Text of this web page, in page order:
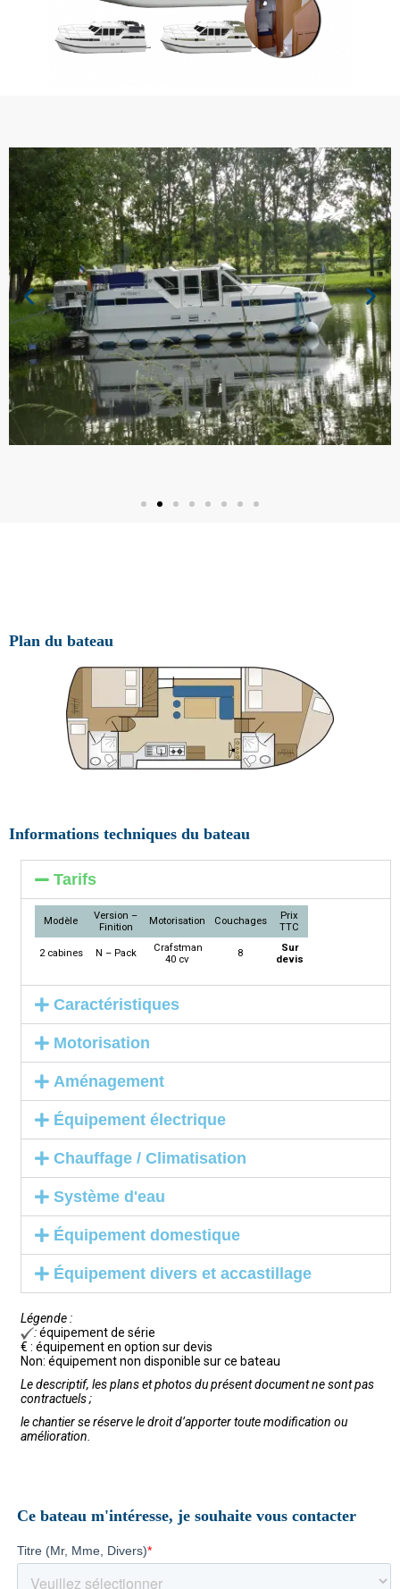
Plan du bateau
Informations techniques du bateau
Tarifs
Modèle
Version –
Finition
Motorisation Couchages
Prix
TTC
2 cabines N – Pack
Crafstman
40 cv
8
Sur
devis
Caractéristiques
Motorisation
Aménagement
Équipement électrique
Chauffage / Climatisation
Système d'eau
Équipement domestique
Équipement divers et accastillage
Légende :
:équipement de série
€ : équipement en option sur devis
Non: équipement non disponible sur ce bateau
Le descriptif, les plans et photos du présent document ne sont pas
contractuels ;
le chantier se réserve le droit d’apporter toute modification ou
amélioration.
Ce bateau m'intéresse, je souhaite vous contacter